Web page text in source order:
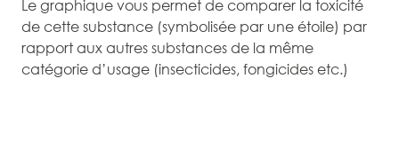
Le graphique vous permet de comparer la toxicité
de cette substance (symbolisée par une étoile) par
rapport aux autres substances de la même
catégorie d’usage (insecticides, fongicides etc.)